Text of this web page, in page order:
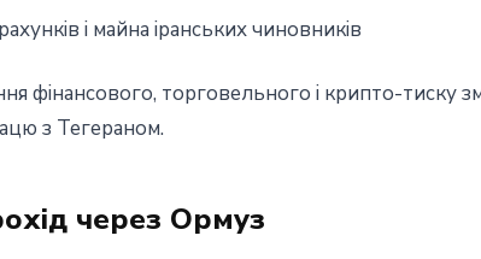
і майна іранських чиновників
торговельного і крипто-тиску
з Тегераном.
через Ормуз